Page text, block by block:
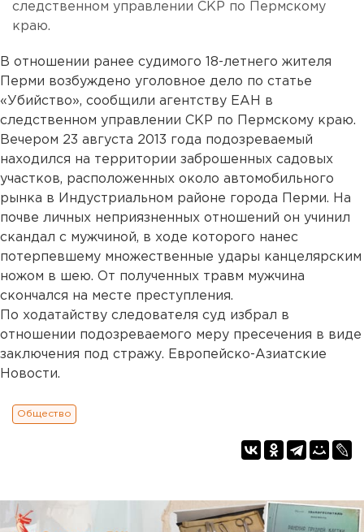
следственном управлении СКР по Пермскому
краю.
В отношении ранее судимого 18-летнего жителя
Перми возбуждено уголовное дело по статье
«Убийство», сообщили агентству ЕАН в
следственном управлении СКР по Пермскому краю.
Вечером 23 августа 2013 года подозреваемый
находился на территории заброшенных садовых
участков, расположенных около автомобильного
рынка в Индустриальном районе города Перми. На
почве личных неприязненных отношений он учинил
скандал с мужчиной, в ходе которого нанес
потерпевшему множественные удары канцелярским
ножом в шею. От полученных травм мужчина
скончался на месте преступления.
По ходатайству следователя суд избрал в
отношении подозреваемого меру пресечения в виде
заключения под стражу. Европейско-Азиатские
Новости.
Общество